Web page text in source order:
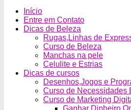
Início
Entre em Contato
Dicas de Beleza
Rugas,Linhas de
Curso de Beleza
Manchas na pele
Celulite e Estrias
Dicas de cursos
Desenhos,Jogos e
Curso de Necessidades
Curso de Marketing
Ganhar Dinheiro